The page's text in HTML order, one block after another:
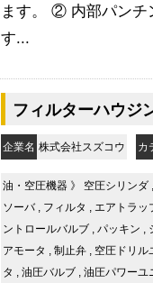
ます。 ② 内部パンチ
す...
フィルターハウジ
企業名 株式会社スズコウ カ
油・空圧機器 》 空圧シリンダ
ソーバ, フィルタ エアトラッ
ントロールバルブ
パッキン
アモータ
制止弁 空圧ドリル
タ
油圧バルブ 油圧パワーユ